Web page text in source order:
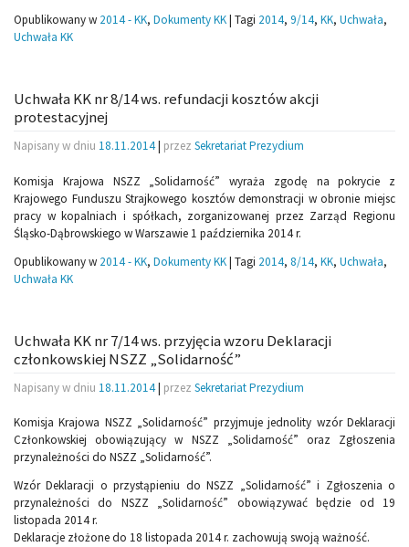
Opublikowany w 2014 - KK, Dokumenty KK| Tagi 2014, 9/14, KK, Uchwała,
Uchwała KK
Uchwała KK nr 8/14 ws. refundacji kosztów akcji
protestacyjnej
Napisany w dniu 18.11.2014| przez Sekretariat Prezydium
Komisja Krajowa NSZZ „Solidarność” wyraża zgodę na pokrycie z
Krajowego Funduszu Strajkowego kosztów demonstracji w obronie miejsc
pracy w kopalniach i spółkach, zorganizowanej przez Zarząd Regionu
Śląsko-Dąbrowskiego w Warszawie 1 października 2014 r.
Opublikowany w 2014 - KK, Dokumenty KK| Tagi 2014, 8/14, KK, Uchwała,
Uchwała KK
Uchwała KK nr 7/14 ws. przyjęcia wzoru Deklaracji
członkowskiej NSZZ „Solidarność”
Napisany w dniu 18.11.2014| przez Sekretariat Prezydium
Komisja Krajowa NSZZ „Solidarność” przyjmuje jednolity wzór Deklaracji
Członkowskiej obowiązujący w NSZZ „Solidarność” oraz Zgłoszenia
przynależności do NSZZ „Solidarność”.
Wzór Deklaracji o przystąpieniu do NSZZ „Solidarność” i Zgłoszenia o
przynależności do NSZZ „Solidarność” obowiązywać będzie od 19
listopada 2014 r.
Deklaracje złożone do 18 listopada 2014 r. zachowują swoją ważność.